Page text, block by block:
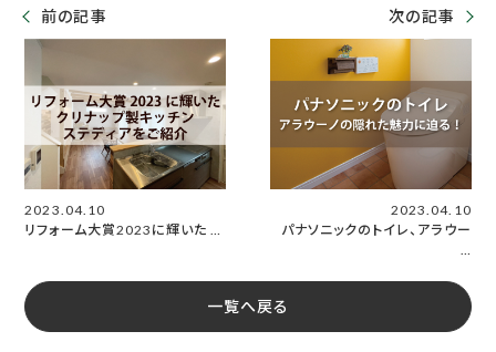
前の記事
2023.04.10
リフォーム大賞2023に輝いた …
一覧へ戻る
次の記事
2023.04.10
パナソニックのトイレ、アラウー
…